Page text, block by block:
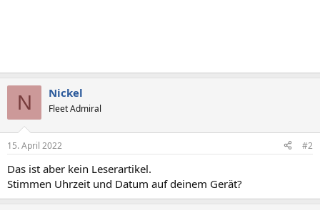
N Nickel
Fleet Admiral
15. April 2022 #2
Das ist aber kein Leserartikel.
Stimmen Uhrzeit und Datum auf deinem Gerät?